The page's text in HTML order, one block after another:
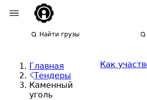
Найти грузы
Главная
Тендеры
Каменный
уголь
Как